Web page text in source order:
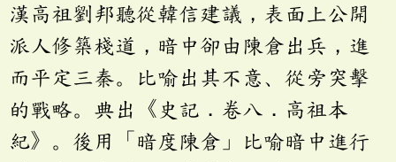
漢高祖劉邦聽從韓信建議，表面上公開
派人修築棧道，暗中卻由陳倉出兵，進
而平定三秦。比喻出其不意、從旁突擊
的戰略。典出《史記．卷八．高祖本
紀》。後用「暗度陳倉」比喻暗中進行